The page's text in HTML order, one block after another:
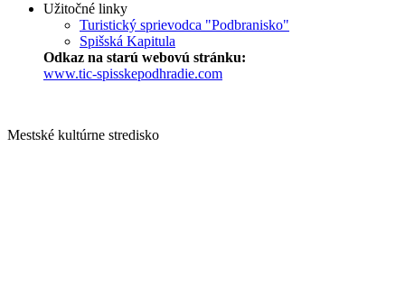
Užitočné linky
Turistický sprievodca "Podbranisko"
Spišská Kapitula
Odkaz na starú webovú stránku:
www.tic-spisskepodhradie.com
Mestské kultúrne stredisko